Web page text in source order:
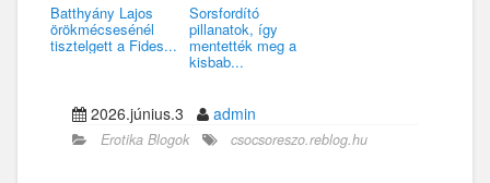
Batthyány Lajos
örökmécsesénél
tisztelgett a Fides...
Sorsfordító
pillanatok, így
mentették meg a
kisbab...
2026.június.3 admin
Erotika Blogok csocsoreszo.reblog.hu